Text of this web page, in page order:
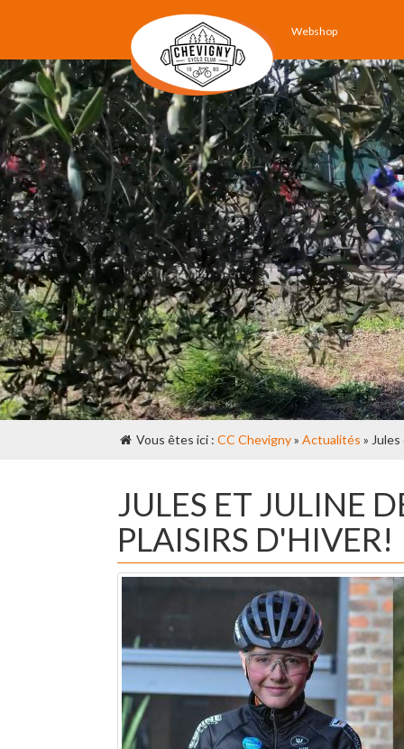
Webshop
Vous êtes ici : CC Chevigny» Actualités »
JULES ET JULINE
PLAISIRS D'HIVER!